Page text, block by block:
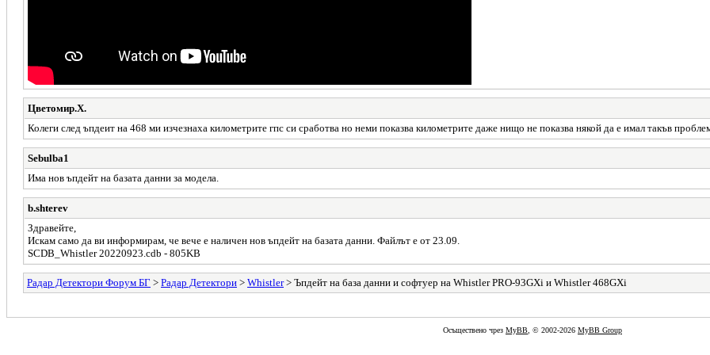
Цветомир.Х.
Колеги след ъпдеит на 468 ми изчезнаха километрите гпс си сработва но неми показва километрите даже нищо не показва някой да е имал такъв
Sebulba1
Има нов ъпдейт на базата данни за модела.
b.shterev
Здравейте,
Искам само да ви информирам, че вече е наличен нов ъпдейт на базата данни. Файлът е от 23.09.
SCDB_Whistler 20220923.cdb - 805KB
Радар Детектори Форум БГ > Радар Детектори > Whistler> Ъпдейт на база данни и софтуер на Whistler PRO-93GXi и Whistler 468GXi
Осъществено чрез MyBB , © 2002-2026 MyBB Group